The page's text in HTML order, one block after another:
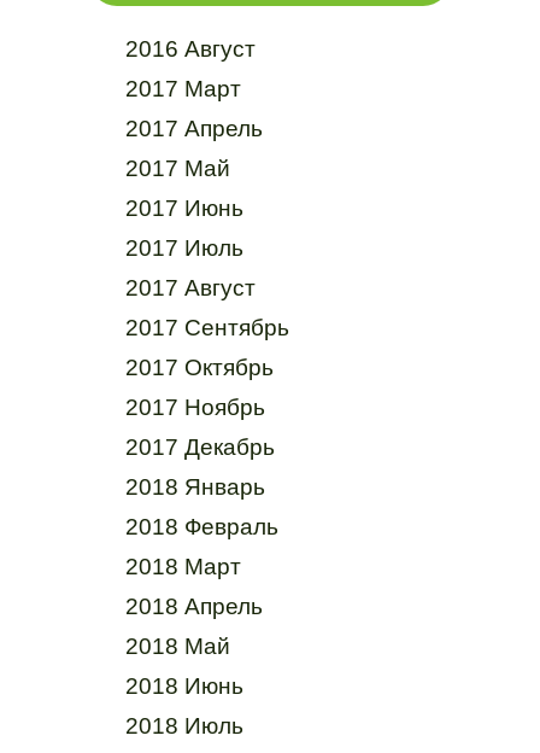
2016 Август
2017 Март
2017 Апрель
2017 Май
2017 Июнь
2017 Июль
2017 Август
2017 Сентябрь
2017 Октябрь
2017 Ноябрь
2017 Декабрь
2018 Январь
2018 Февраль
2018 Март
2018 Апрель
2018 Май
2018 Июнь
2018 Июль